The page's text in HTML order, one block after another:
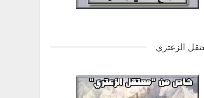
الزعتري